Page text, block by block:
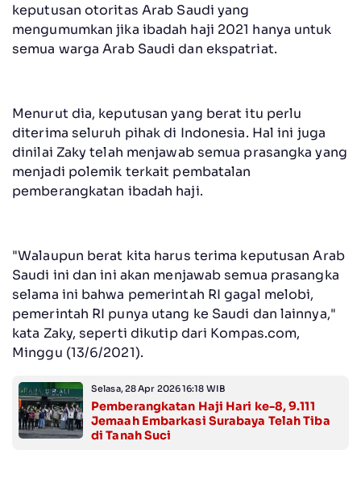
keputusan otoritas Arab Saudi yang
mengumumkan jika ibadah haji 2021 hanya untuk
semua warga Arab Saudi dan ekspatriat.
Menurut dia, keputusan yang berat itu perlu
diterima seluruh pihak di Indonesia. Hal ini juga
dinilai Zaky telah menjawab semua prasangka yang
menjadi polemik terkait pembatalan
pemberangkatan ibadah haji.
"Walaupun berat kita harus terima keputusan Arab
Saudi ini dan ini akan menjawab semua prasangka
selama ini bahwa pemerintah RI gagal melobi,
pemerintah RI punya utang ke Saudi dan lainnya,"
kata Zaky, seperti dikutip dari Kompas.com,
Minggu (13/6/2021).
Selasa, 28 Apr 2026 16:18 WIB
Pemberangkatan Haji Hari ke-8, 9.111
Jemaah Embarkasi Surabaya Telah Tiba
di Tanah Suci